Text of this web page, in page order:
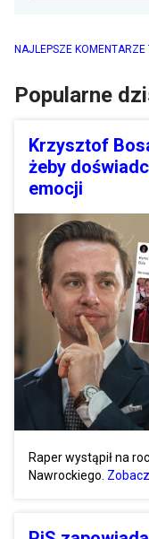
NAJLEPSZE KOMENTARZE
Popularne
Krzysztof
żeby
emocji
Raper wystąpił na
Nawrockiego.